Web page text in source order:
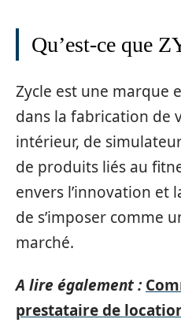
Qu’est-ce que
Zycle est une marque
dans la fabrication de
intérieur, de
de produits liés au
envers l’innovation et
de s’imposer comme
marché.
A lire également :
prestataire de